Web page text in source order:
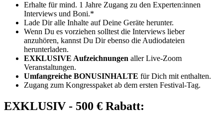
Erhalte für mind. 1 Jahre Zugang zu den Experten:innen
Interviews und Boni.*
Lade Dir alle Inhalte auf Deine Geräte herunter.
Wenn Du es vorziehen solltest die Interviews lieber
anzuhören, kannst Du Dir ebenso die Audiodateien
herunterladen.
EXKLUSIVE Aufzeichnungen aller Live-Zoom
Veranstaltungen.
Umfangreiche BONUSINHALTE für Dich mit enthalten.
Zugang zum Kongresspaket ab dem ersten Festival-Tag.
EXKLUSIV - 500 € Rabatt: